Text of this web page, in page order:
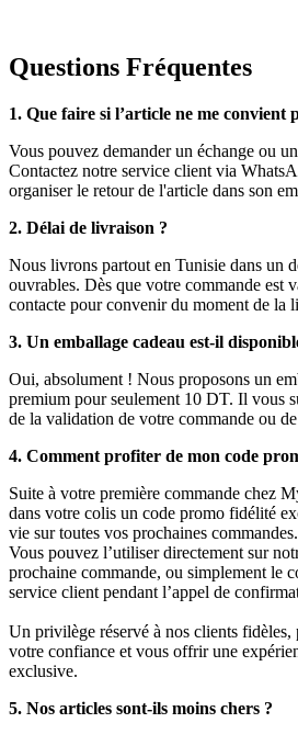
Questions Fréquentes
1. Que faire si l’article ne me convient
Vous pouvez demander un échange ou
Contactez notre service client via
organiser le retour de l'article dans son
2. Délai de livraison ?
Nous livrons partout en Tunisie dans un
ouvrables. Dès que votre commande est
contacte pour convenir du moment de la
3. Un emballage cadeau est-il
Oui, absolument ! Nous proposons un
premium pour seulement 10 DT. Il vous
de la validation de votre commande ou
4. Comment profiter de mon code
Suite à votre première commande chez
dans votre colis un code promo fidélité
vie sur toutes vos prochaines commandes.
Vous pouvez l’utiliser directement sur
prochaine commande, ou simplement le
service client pendant l’appel de
Un privilège réservé à nos clients fidèles,
votre confiance et vous offrir une
exclusive.
5. Nos articles sont-ils moins chers ?